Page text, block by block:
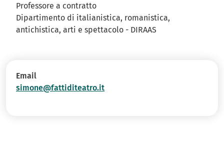
Professore a contratto
Dipartimento di italianistica, romanistica,
antichistica, arti e spettacolo - DIRAAS
Email
simone@fattiditeatro.it